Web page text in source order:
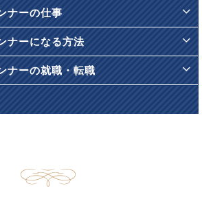
ナーの仕事
ナーになる方法
ナーの就職・転職